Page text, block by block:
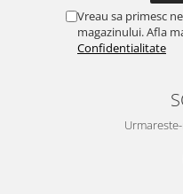
Vreau sa primesc
magazinului. Afla
Confidentialitate